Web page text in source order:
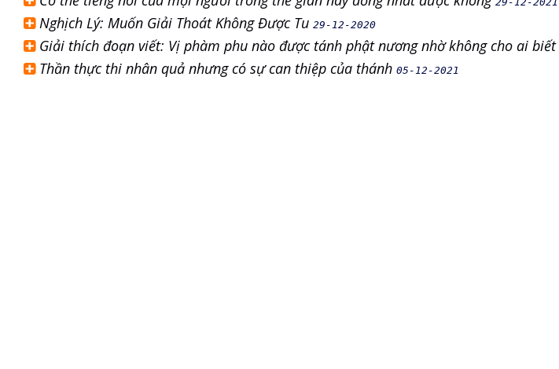
Nghịch Lý: Muốn Giải Thoát Không Được Tu 29-12-2020
Giải thích đoạn viết: Vị phàm phu nào được tánh phật nương nhờ không cho ai biết
Thần thực thi nhân quả nhưng có sự can thiệp của thánh 05-12-2021